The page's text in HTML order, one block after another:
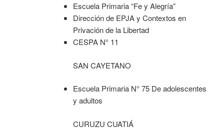
Escuela Primaria “Fe y Alegría”
Dirección de EPJA y Contextos en
Privación de la Libertad
CESPA N° 11
SAN CAYETANO
Escuela Primaria N° 75 De adolescentes
y adultos
CURUZU CUATIÁ